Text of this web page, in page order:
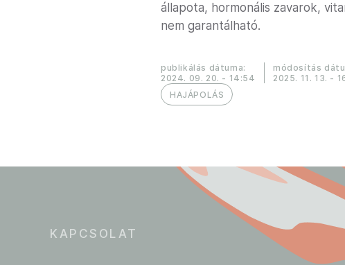
állapota, hormonális zavarok,
nem garantálható.
publikálás dátuma:
2024. 09. 20. - 14:54
módosítás
2025. 11. 13. -
HAJÁPOLÁS
KAPCSOLAT